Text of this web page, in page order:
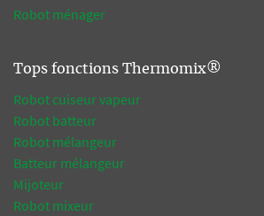
Robot ménager
Tops fonctions Thermomix®
Robot cuiseur vapeur
Robot batteur
Robot mélangeur
Batteur mélangeur
Mijoteur
Robot mixeur